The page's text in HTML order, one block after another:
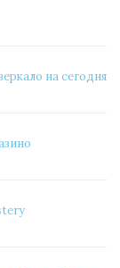
на сегодня